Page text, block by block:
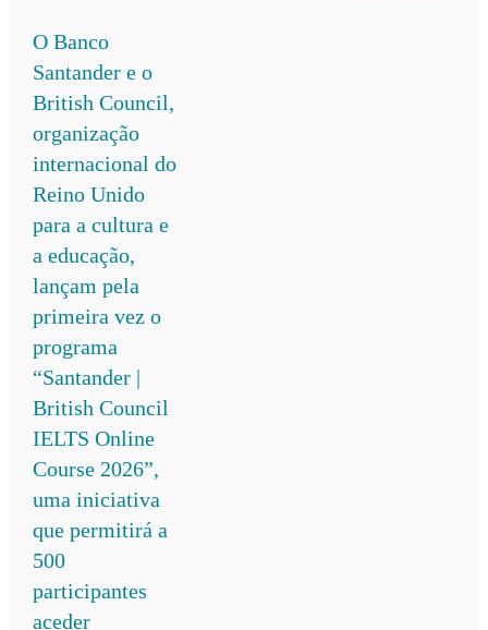
O Banco
Santander e o
British Council,
organização
internacional do
Reino Unido
para a cultura e
a educação,
lançam pela
primeira vez o
programa
“Santander |
British Council
IELTS Online
Course 2026”,
uma iniciativa
que permitirá a
500
participantes
aceder